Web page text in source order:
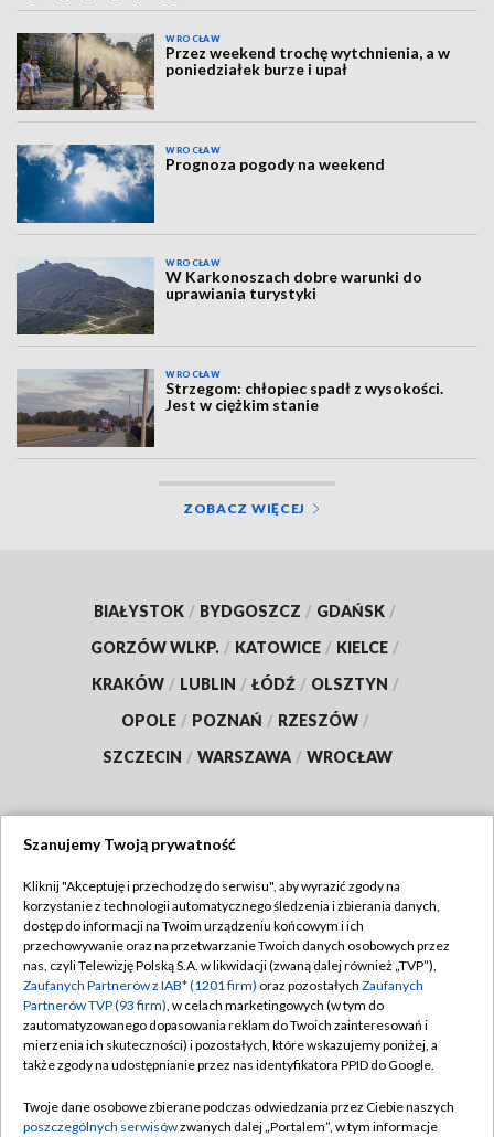
WROCŁAW
Przez weekend trochę wytchnienia, a w
poniedziałek burze i upał
WROCŁAW
Prognoza pogody na weekend
WROCŁAW
W Karkonoszach dobre warunki do
uprawiania turystyki
WROCŁAW
Strzegom: chłopiec spadł z wysokości.
Jest w ciężkim stanie
ZOBACZ WIĘCEJ
BIAŁYSTOK / BYDGOSZCZ / GDAŃSK /
GORZÓW WLKP. / KATOWICE / KIELCE /
KRAKÓW / LUBLIN / ŁÓDŹ / OLSZTYN /
OPOLE / POZNAŃ / RZESZÓW /
SZCZECIN / WARSZAWA / WROCŁAW
TVP
Abonament TVP
Emisja w TVP
Centrum informacji TVP
Naziemna Telewizja Cyfrowa
Rada Programowa
Regulamin TVP
Polityka prywatności
Moje zgody
Pomoc
Kontakt
Szanujemy Twoją prywatność
Kliknij "Akceptuję i przechodzę do serwisu", aby wyrazić zgody na
korzystanie z technologii automatycznego śledzenia i zbierania danych,
dostęp do informacji na Twoim urządzeniu końcowym i ich
przechowywanie oraz na przetwarzanie Twoich danych osobowych przez
nas, czyli Telewizję Polską S.A. w likwidacji (zwaną dalej również „TVP”),
Zaufanych Partnerów z IAB* (1201 firm) oraz pozostałych Zaufanych
Partnerów TVP (93 firm), w celach marketingowych (w tym do
zautomatyzowanego dopasowania reklam do Twoich zainteresowań i
mierzenia ich skuteczności) i pozostałych, które wskazujemy poniżej, a
także zgody na udostępnianie przez nas identyfikatora PPID do Google.
Twoje dane osobowe zbierane podczas odwiedzania przez Ciebie naszych
poszczególnych serwisówzwanych dalej „Portalem”, w tym informacje